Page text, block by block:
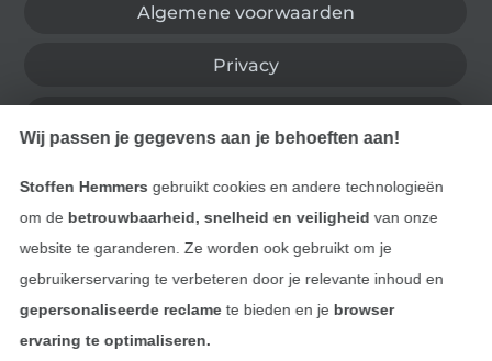
Algemene voorwaarden
Privacy
Vind meer inspiratie
Wij passen je gegevens aan je behoeften aan!
Stoffen Hemmers gebruikt cookies en andere technologieën
om de betrouwbaarheid, snelheid en veiligheid van onze
website te garanderen. Ze worden ook gebruikt om je
gebruikerservaring te verbeteren door je relevante inhoud en
gepersonaliseerde reclamete bieden en je browser
ervaring te optimaliseren.